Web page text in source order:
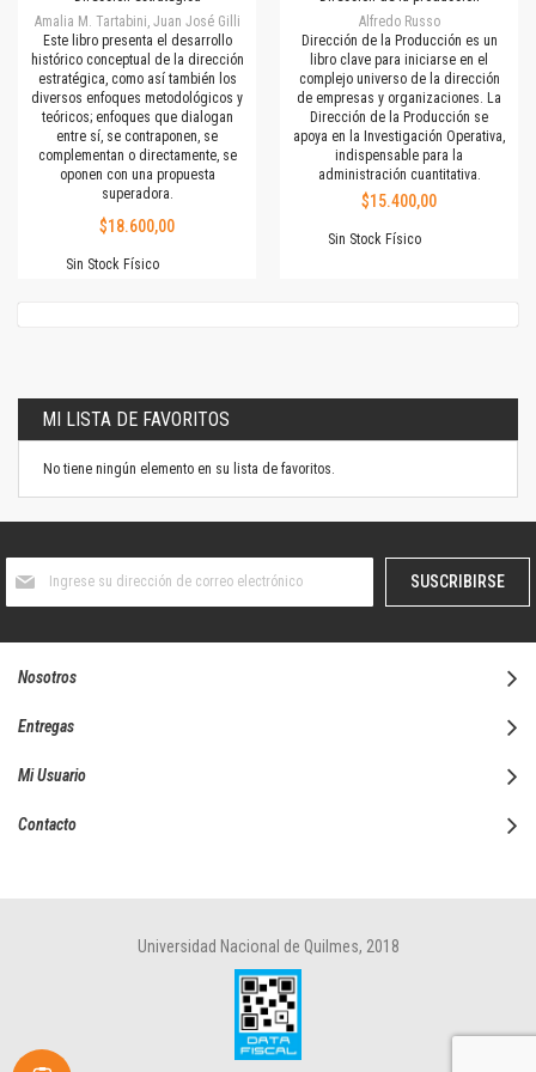
Amalia M. Tartabini, Juan José Gilli
Este libro presenta el desarrollo
histórico conceptual de la dirección
estratégica, como así también los
diversos enfoques metodológicos y
teóricos; enfoques que dialogan
entre sí, se contraponen, se
complementan o directamente, se
oponen con una propuesta
superadora.
$18.600,00
Sin Stock Físico
Alfredo Russo
Dirección de la Producción es un
libro clave para iniciarse en el
complejo universo de la dirección
de empresas y organizaciones. La
Dirección de la Producción se
apoya en la Investigación Operativa,
indispensable para la
administración cuantitativa.
$15.400,00
Sin Stock Físico
MI LISTA DE FAVORITOS
No tiene ningún elemento en su lista de favoritos.
boletín
SUSCRIBIRSE
Nosotros
Entregas
Mi Usuario
Contacto
Universidad Nacional de Quilmes, 2018